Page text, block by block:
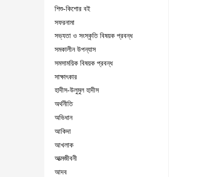
শিশু-কিশোর বই
সফরনামা
সভ্যতা ও সংস্কৃতি বিষয়ক প্রবন্ধ
সমকালীন উপন্যাস
সমসাময়িক বিষয়ক প্রবন্ধ
সাক্ষাৎকার
হাদীস-উলুমুল হাদীস
অর্থনীতি
অভিধান
আকিদা
আখলাক
আত্মজীবনী
আদব